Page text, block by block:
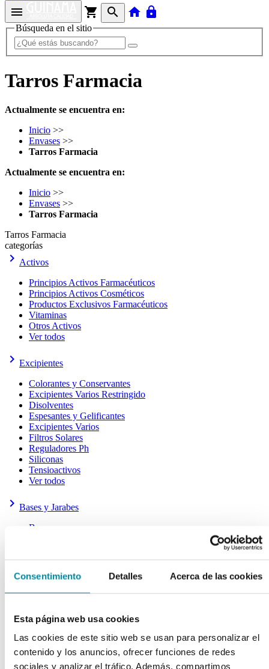
Consentimiento Detalles Acerca de las cookies
Esta página web usa cookies
Las cookies de este sitio web se usan para personalizar el
contenido y los anuncios, ofrecer funciones de redes
sociales y analizar el tráfico. Además, compartimos
menu shopping_cart search home lock
Búsqueda en el sitio
Tarros Farmacia
Actualmente se encuentra en:
Inicio >>
Envases >>
Tarros Farmacia
Actualmente se encuentra en:
Inicio >>
Envases >>
Tarros Farmacia
Tarros Farmacia
categorías
keyboard_arrow_right Activos
Principios Activos Farmacéuticos
Principios Activos Cosméticos
Productos Exclusivos Farmacéuticos
Vitaminas
Otros Activos
Ver todos
keyboard_arrow_right Excipientes
Colorantes y Conservantes
Excipientes Varios Restringido
Disolventes
Espesantes y Gelificantes
Excipientes Varios
Filtros Solares
Reguladores Ph
Siliconas
Tensioactivos
Ver todos
keyboard_arrow_right Bases y Jarabes
Bases
Ver todos
keyboard_arrow_right
Ceras
Ver todos
keyboard_arrow_rightCápsulas